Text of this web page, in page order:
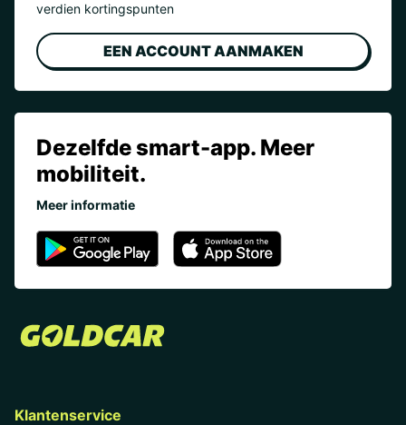
verdien kortingspunten
EEN ACCOUNT AANMAKEN
Dezelfde smart-app. Meer
mobiliteit.
Meer informatie
Klantenservice